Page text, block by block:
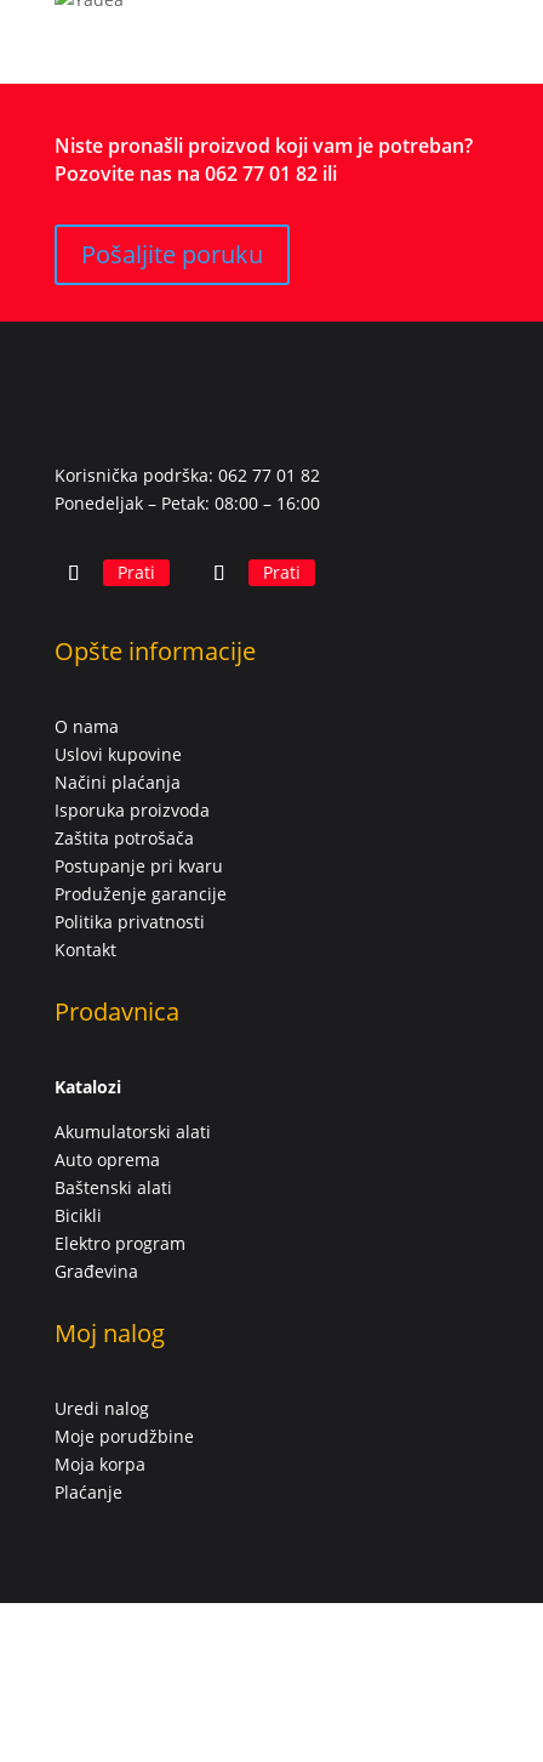
Niste pronašli proizvod koji vam je potreban?
Pozovite nas na 062 77 01 82 ili
Pošaljite poruku
Korisnička podrška: 062 77 01 82
Ponedeljak – Petak: 08:00 – 16:00
Prati Prati
Opšte informacije
O nama
Uslovi kupovine
Načini plaćanja
Isporuka proizvoda
Zaštita potrošača
Postupanje pri kvaru
Produženje garancije
Politika privatnosti
Kontakt
Prodavnica
Katalozi
Akumulatorski alati
Auto oprema
Baštenski alati
Bicikli
Elektro program
Građevina
Moj nalog
Uredi nalog
Moje porudžbine
Moja korpa
Plaćanje